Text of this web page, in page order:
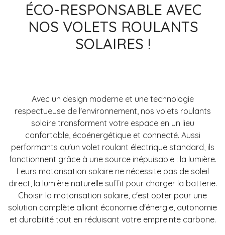
ÉCO-RESPONSABLE AVEC
NOS VOLETS ROULANTS
SOLAIRES !
Avec un design moderne et une technologie
respectueuse de l'environnement, nos volets roulants
solaire transforment votre espace en un lieu
confortable, écoénergétique et connecté. Aussi
performants qu'un volet roulant électrique standard, ils
fonctionnent grâce à une source inépuisable : la lumière.
Leurs motorisation solaire ne nécessite pas de soleil
direct, la lumière naturelle suffit pour charger la batterie.
Choisir la motorisation solaire, c'est opter pour une
solution complète alliant économie d'énergie, autonomie
et durabilité tout en réduisant votre empreinte carbone.